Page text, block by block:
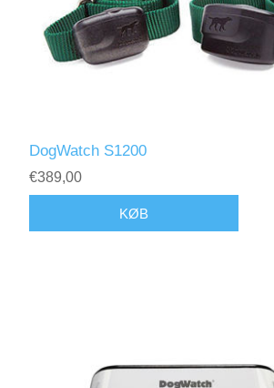
DogWatch S1200
€389,00